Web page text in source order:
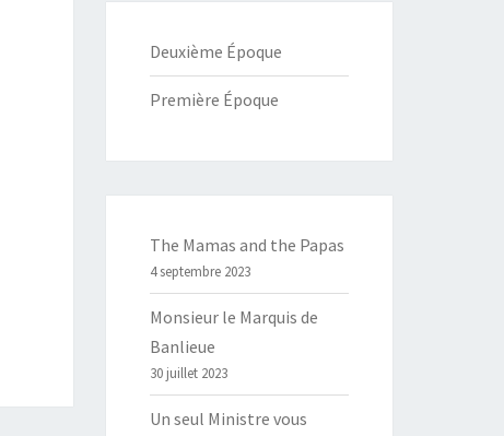
Deuxième Époque
Première Époque
The Mamas and the Papas
4 septembre 2023
Monsieur le Marquis de
Banlieue
30 juillet 2023
Un seul Ministre vous